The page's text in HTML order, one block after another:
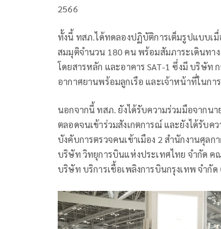
2566
ทั้งนี้ ทสภ.ได้ทดลองปฏิบัติการเต็มรูปแบบเ
สมมุติจำนวน 180 คน พร้อมสัมภาระเดินทา
โดยสารหลัก และอาคาร SAT-1 ซึ่งมี บริษั
อากาศยานพร้อมลูกเรือ และเจ้าหน้าที่ในก
นอกจากนี้ ทสภ. ยังได้รับความร่วมมือจากน
ตลอดจนเข้าร่วมสังเกตการณ์ และยังได้รับค
บังคับการตรวจคนเข้าเมือง 2 สำนักงานศุล
บริษัท วิทยุการบินแห่งประเทศไทย จำกัด ค
บริษัท บริการเชื้อเพลิงการบินกรุงเทพ จำกั